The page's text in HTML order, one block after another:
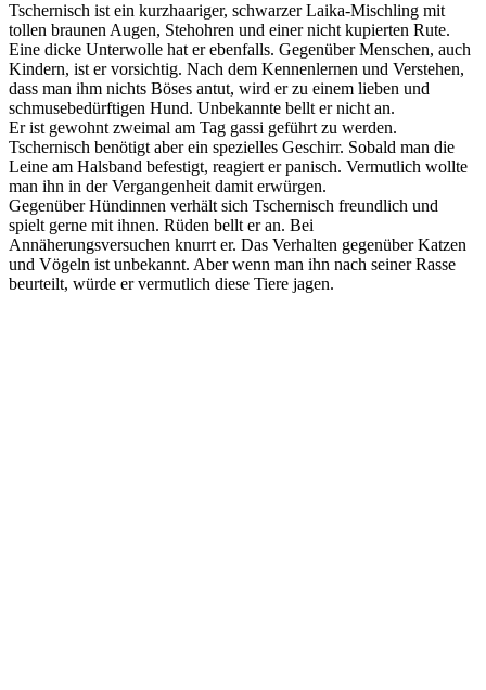
Tschernisch ist ein kurzhaariger, schwarzer Laika-Mischling mit
tollen braunen Augen, Stehohren und einer nicht kupierten Rute.
Eine dicke Unterwolle hat er ebenfalls. Gegenüber Menschen, auch
Kindern, ist er vorsichtig. Nach dem Kennenlernen und Verstehen,
dass man ihm nichts Böses antut, wird er zu einem lieben und
schmusebedürftigen Hund. Unbekannte bellt er nicht an.
Er ist gewohnt zweimal am Tag gassi geführt zu werden.
Tschernisch benötigt aber ein spezielles Geschirr. Sobald man die
Leine am Halsband befestigt, reagiert er panisch. Vermutlich wollte
man ihn in der Vergangenheit damit erwürgen.
Gegenüber Hündinnen verhält sich Tschernisch freundlich und
spielt gerne mit ihnen. Rüden bellt er an. Bei
Annäherungsversuchen knurrt er. Das Verhalten gegenüber Katzen
und Vögeln ist unbekannt. Aber wenn man ihn nach seiner Rasse
beurteilt, würde er vermutlich diese Tiere jagen.